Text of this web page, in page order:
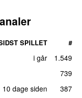
SPILLET #
i går
1.549
739
10 dage siden
387